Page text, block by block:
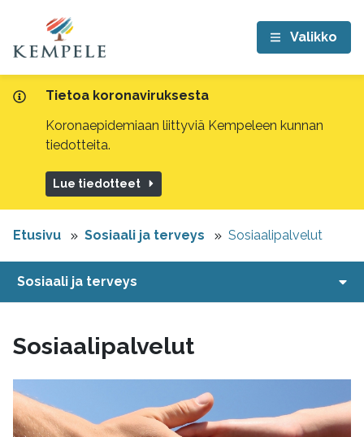
Tietoa koronaviruksesta
Koronaepidemiaan liittyviä Kempeleen kunnan
tiedotteita.
Lue tiedotteet
Valikko
Etusivu Sosiaali ja terveys Sosiaalipalvelut
Sosiaali ja terveys
Sosiaalipalvelut